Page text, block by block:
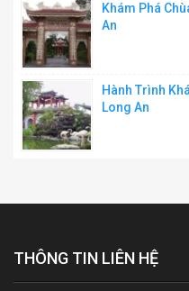
Khám Phá
An
Hành Trình
Long An
THÔNG TIN LIÊN HỆ